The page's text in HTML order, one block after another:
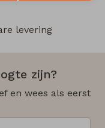
levering
zijn?
en wees als eerst